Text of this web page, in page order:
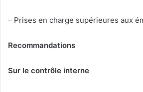
– Prises en charge supérieures aux
Recommandations
Sur le contrôle interne